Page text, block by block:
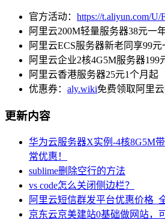
官方活动： https://t.aliyun.com/U/
阿里云200M轻量服务器38元一
阿里云ECS服务器新老同享99元
阿里云企业2核4G5M服务器199
阿里云香港服务器25元1个月起
优惠券： aly.wiki免费领取阿里
更新内容
华为云服务器X实例-4核8G5M
常优惠！
sublime删除空行的方法
vs code怎么关闭侧边栏？
阿里云短信群发平台优惠价格_
京东云京美建站0基础做网站，